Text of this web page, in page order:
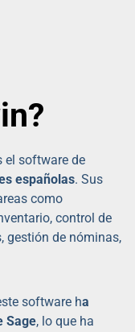
el software de
españolas. Sus
como
control de
gestión de nóminas,
software ha
Sage, lo que ha